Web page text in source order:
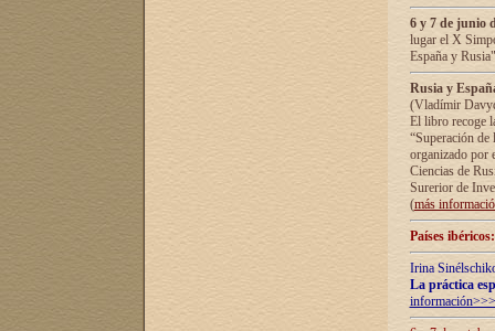
6 y 7 de junio
lugar el X
España y
Rusia y
(Vladímir
El libro recoge
“Superación
organizado por
Ciencias de
Surerior de
(más
Países
Irina
La práctica
información>>>